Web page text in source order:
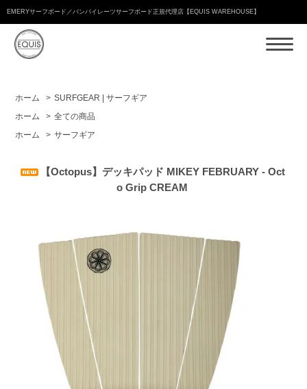
EMERYサーフボード／バンパイレーツサーフボード正規代理店【EQUIS WAREHOUSE】
ホーム > SURFGEAR | サーフギア
ホーム
> 全ての商品
ホーム
> サーフギア
【Octopus】デッキパッド MIKEY FEBRUARY - Oct
o Grip CREAM